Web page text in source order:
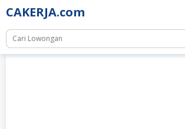
Skip
to
content
CAKERJA.com